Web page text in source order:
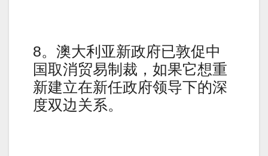
8。澳大利亚新政府已敦促中
国取消贸易制裁，如果它想重
新建立在新任政府领导下的深
度双边关系。